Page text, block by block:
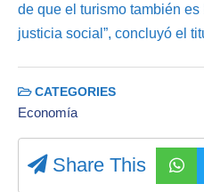
de que el turismo también
justicia social”, concluyó el
CATEGORIES
Economía
Share This